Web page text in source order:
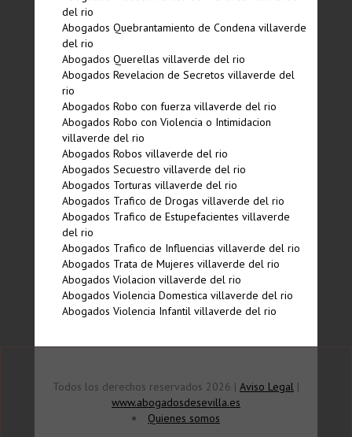
del rio
Abogados Quebrantamiento de Condena villaverde
del rio
Abogados Querellas villaverde del rio
Abogados Revelacion de Secretos villaverde del
rio
Abogados Robo con fuerza villaverde del rio
Abogados Robo con Violencia o Intimidacion
villaverde del rio
Abogados Robos villaverde del rio
Abogados Secuestro villaverde del rio
Abogados Torturas villaverde del rio
Abogados Trafico de Drogas villaverde del rio
Abogados Trafico de Estupefacientes villaverde
del rio
Abogados Trafico de Influencias villaverde del rio
Abogados Trata de Mujeres villaverde del rio
Abogados Violacion villaverde del rio
Abogados Violencia Domestica villaverde del rio
Abogados Violencia Infantil villaverde del rio
Todos los derechos reservados 2026 | Aviso Legal |
www.abogadosdesevilla.es
Quienes somos